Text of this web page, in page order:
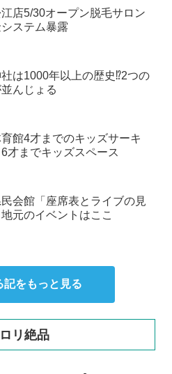
店5/30オープン脱毛サロン
ステム暴露
は1000年以上の歴史⁉︎2つの
んじょる
館4才までのキッズサーキ
才までキッズスペース
会館「座席表とライブの見
元のイベントはここ
をもっと見る
リ絶品